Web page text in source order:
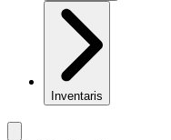
Inventaris